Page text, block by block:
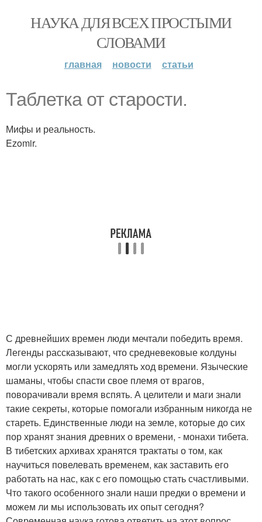
НАУКА ДЛЯ ВСЕХ ПРОСТЫМИ
СЛОВАМИ
главная новости статьи
Таблетка от старости.
Мифы и реальность.
Ezomir.
С древнейших времен люди мечтали победить время.
Легенды рассказывают, что средневековые колдуны
могли ускорять или замедлять ход времени. Языческие
шаманы, чтобы спасти свое племя от врагов,
поворачивали время вспять. А целители и маги знали
такие секреты, которые помогали избранным никогда не
стареть. Единственные люди на земле, которые до сих
пор хранят знания древних о времени, - монахи тибета.
В тибетских архивах хранятся трактаты о том, как
научиться повелевать временем, как заставить его
работать на нас, как с его помощью стать счастливыми.
Что такого особенного знали наши предки о времени и
можем ли мы использовать их опыт сегодня?